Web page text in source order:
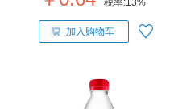
税率:13%
加入购物车